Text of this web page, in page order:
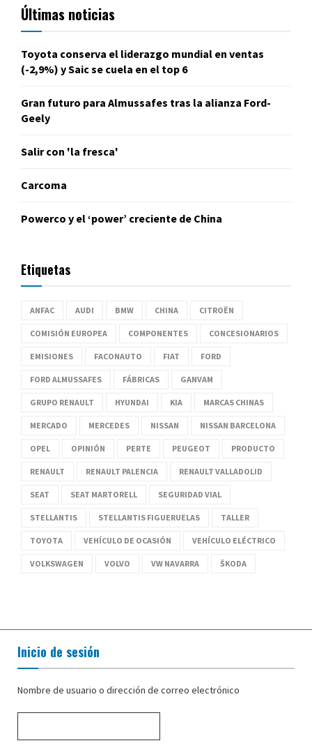
Últimas noticias
Toyota conserva el liderazgo mundial en ventas
(-2,9%) y Saic se cuela en el top 6
Gran futuro para Almussafes tras la alianza Ford-
Geely
Salir con 'la fresca'
Carcoma
Powerco y el ‘power’ creciente de China
Etiquetas
ANFAC AUDI BMW CHINA CITROËN
COMISIÓN EUROPEA COMPONENTES CONCESIONARIOS
EMISIONES FACONAUTO FIAT FORD
FORD ALMUSSAFES FÁBRICAS GANVAM
GRUPO RENAULT HYUNDAI KIA MARCAS CHINAS
MERCADO MERCEDES NISSAN NISSAN BARCELONA
OPEL OPINIÓN PERTE PEUGEOT PRODUCTO
RENAULT RENAULT PALENCIA RENAULT VALLADOLID
SEAT SEAT MARTORELL SEGURIDAD VIAL
STELLANTIS STELLANTIS FIGUERUELAS TALLER
TOYOTA VEHÍCULO DE OCASIÓN VEHÍCULO ELÉCTRICO
VOLKSWAGEN VOLVO VW NAVARRA ŠKODA
Inicio de sesión
Nombre de usuario o dirección de correo electrónico